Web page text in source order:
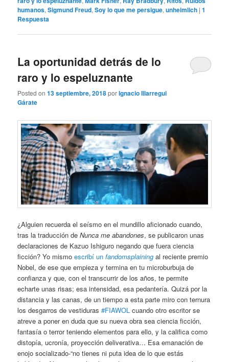
humanos,Sigmund Freud,Soy lo que me persigue,unheimlich |1
Respuesta
La oportunidad detrás de lo
raro y lo espeluznante
Posted on13 septiembre, 2018porIgnacio Illarregui
Gárate
¿Alguien recuerda el seísmo en el mundillo aficionado cuando,
tras la traducción deNunca me abandones, se publicaron unas
declaraciones de Kazuo Ishiguro negando que fuera ciencia
ficción? Yo mismoescribí unfandomsplaining al reciente premio
Nobel, de ese que empieza y termina en tu microburbuja de
confianza y que, con el transcurrir de los años, te permite
echarte unas risas; esa intensidad, esa pedantería. Quizá por la
distancia y las canas, de un tiempo a esta parte miro con ternura
los desgarros de vestiduras#FIAWOL cuando otro escritor se
atreve a poner en duda que su nueva obra sea ciencia ficción,
fantasía o terror teniendo elementos para ello, y la califica como
distopía, ucronía, proyección deliverativa… Esa emanación de
enojo socializado-“no tienes ni puta idea de lo que estás